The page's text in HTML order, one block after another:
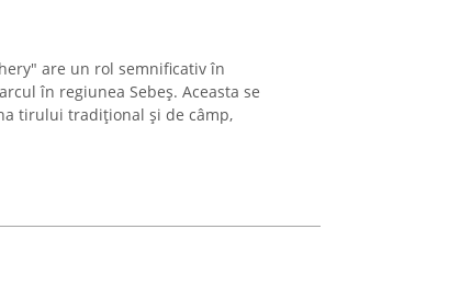
are un rol semnificativ în
în regiunea Sebeș. Aceasta se
tirului tradițional și de câmp,